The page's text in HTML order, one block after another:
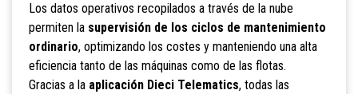
Los datos operativos recopilados a través de la nube
permiten la supervisión de los ciclos de mantenimiento
ordinario, optimizando los costes y manteniendo una alta
eficiencia tanto de las máquinas como de las flotas.
Gracias a la aplicación Dieci Telematics, todas las